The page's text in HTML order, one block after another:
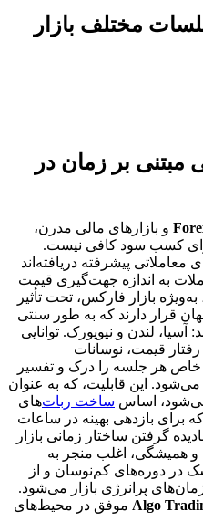
مختلف بازار
مبتنی بر زمان در
و بازارهای مالی مدرن،
کسب سود کافی نیست.
پیشرفته دریافته‌اند
به اندازه جهت‌گیری قیمت
بازار فارکس، تحت تأثیر
قرار دارند که به طور سنتی
لندن و نیویورک. توانایی
رفتار قیمت، نوسانات
هر جلسه را درک و تفسیر
این قابلیت، که به عنوان
اساس ساخت ربات‌های
برای بازدهی بهینه در ساعات
گرفتن ساختار زمانی بازار
و همیشگی، اغلب منجر به
در دوره‌های کم‌نوسان و از
پرانرژی بازار می‌شود.
Algo موفق در محیط‌های